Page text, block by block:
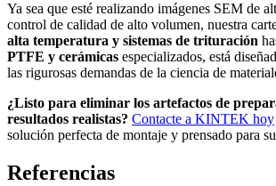
Ya sea que esté realizando imágenes SEM de
control de calidad de alto volumen, nuestra
alta temperatura y sistemas de trituración
PTFE y cerámicas especializados, está
las rigurosas demandas de la ciencia de
¿Listo para eliminar los artefactos de
resultados realistas? Contacte a KINTEK hoy
solución perfecta de montaje y prensado para
Referencias